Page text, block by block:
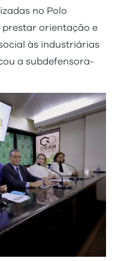
no Polo
prestar orientação e
às industriárias
a subdefensora-